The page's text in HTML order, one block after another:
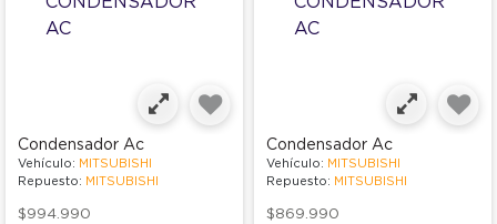
Condensador Ac
Vehículo: MITSUBISHI
Repuesto: MITSUBISHI
$994.990
Condensador Ac
Vehículo: MITSUBISHI
Repuesto: MITSUBISHI
$869.990